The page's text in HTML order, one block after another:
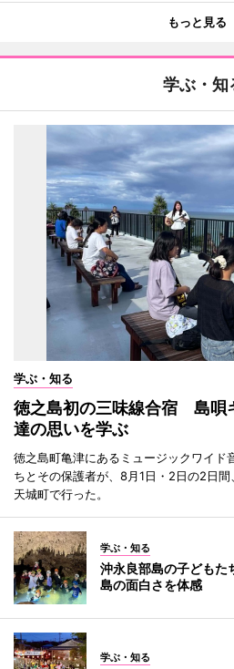
もっと見る
学ぶ・知
学ぶ・知る
徳之島初の三味線合宿 島唄
達の思いを学ぶ
徳之島町亀津にあるミュージックワイド
ちとその保護者が、8月1日・2日の2日
天城町で行った。
学ぶ・知る
沖永良部島の子ども
島の面白さを体感
学ぶ・知る